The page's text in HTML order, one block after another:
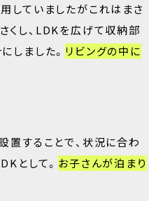
していましたがこれはまさ
くし、LDKを広げて収納部
しました。 リビングの中に
置することで、状況に合わ
として。 お子さんが泊まり